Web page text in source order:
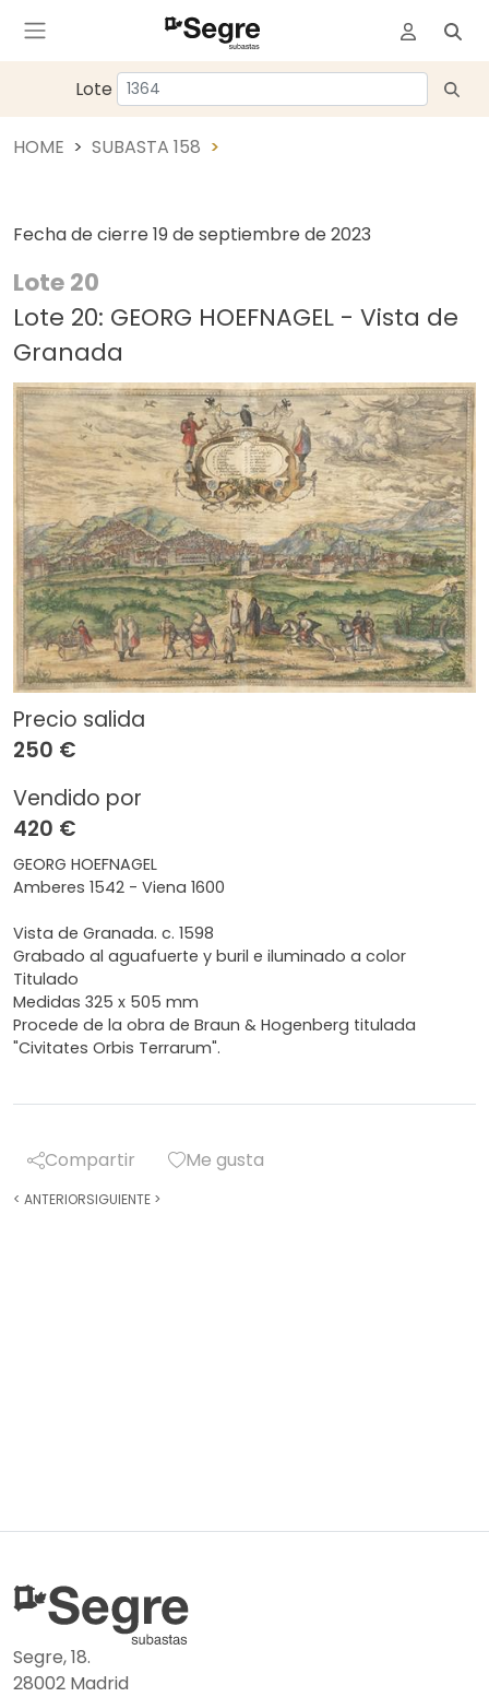
Lote
HOME SUBASTA 158
Fecha de cierre 19 de septiembre de 2023
Lote 20
Lote 20: GEORG HOEFNAGEL - Vista de
Granada
Precio salida
250 €
Vendido por
420 €
GEORG HOEFNAGEL
Amberes 1542 - Viena 1600
Vista de Granada. c. 1598
Grabado al aguafuerte y buril e iluminado a color
Titulado
Medidas 325 x 505 mm
Procede de la obra de Braun & Hogenberg titulada
"Civitates Orbis Terrarum".
Compartir Me gusta
< ANTERIORSIGUIENTE >
Segre, 18.
28002 Madrid